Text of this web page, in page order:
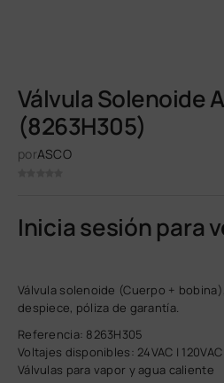
Válvula Solenoide
(8263H305)
porASCO
Inicia sesión para
Válvula solenoide (Cuerpo +
despiece, póliza de garantía.
Referencia: 8263H305
Voltajes disponibles: 24VAC | 120VAC
Válvulas para vapor y agua caliente